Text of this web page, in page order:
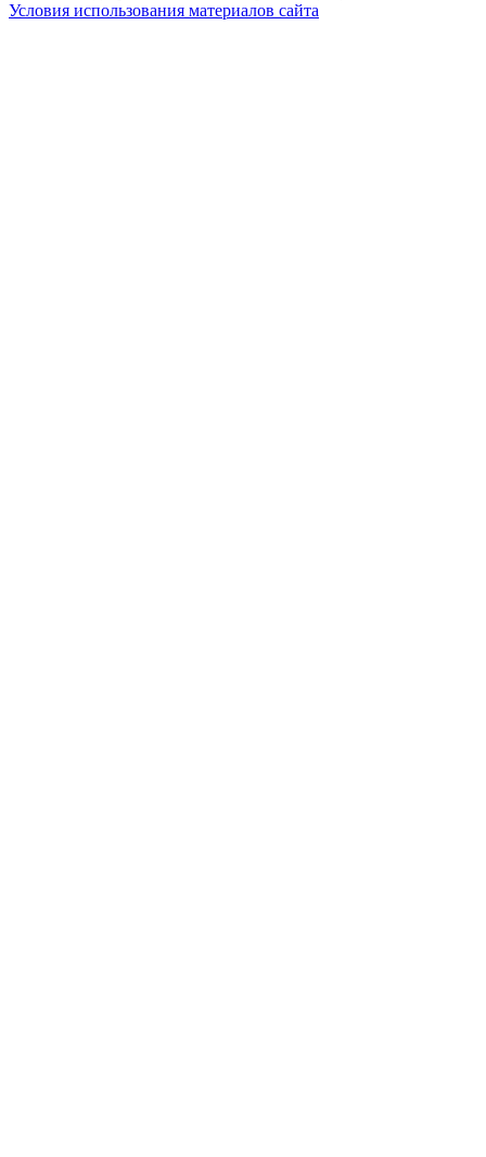
Условия использования материалов сайта